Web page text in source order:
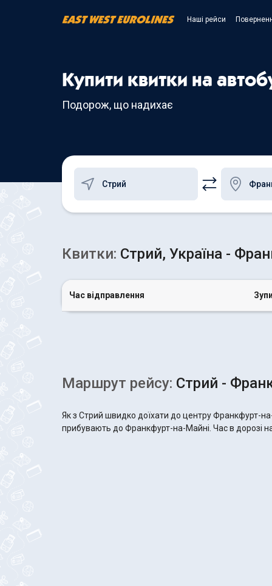
Наші рейси
Купити квитки на
Подорож, що надихає
Квитки: Стрий, Україна -
Час відправлення
Маршрут рейсу: Стрий -
Як з Стрий швидко доїхати до центру Франкфурт-
прибувають до Франкфурт-на-Майні. Час в дорозі